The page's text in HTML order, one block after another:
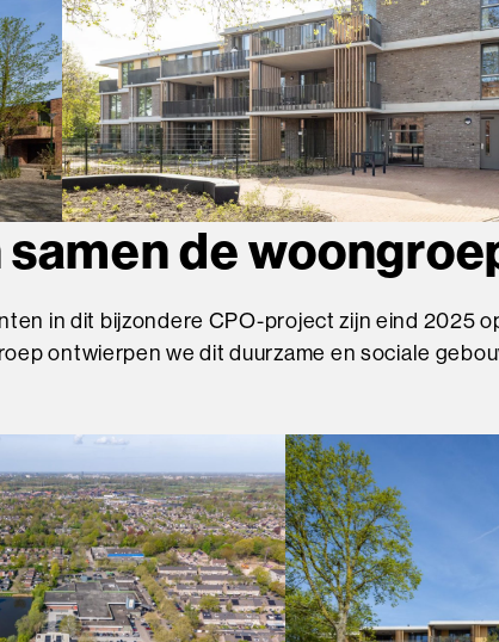
de
in dit bijzondere CPO-project zijn eind 2025
ontwierpen we dit duurzame en sociale